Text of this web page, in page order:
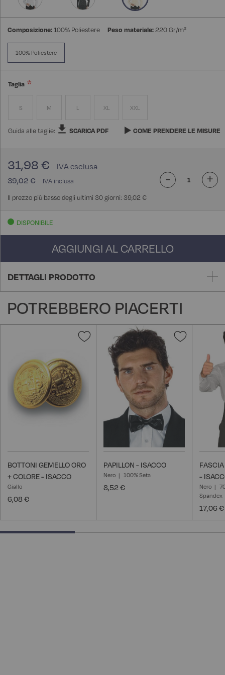
Composizione:100% Poliestere Peso materiale:220 Gr/m²
100% Poliestere
Taglia
S M L XL XXL
Guida alle taglie: SCARICA PDF COME PRENDERE LE MISURE
39,02 €
31,98 €
Il prezzo più basso degli ultimi 30 giorni: 39,02 €
- +
DISPONIBILE
AGGIUNGI AL CARRELLO
DETTAGLI PRODOTTO
POTREBBERO PIACERTI
Aggiungi
desideri
BOTTONI GEMELLO ORO
+ COLORE - ISACCO
Giallo
6,08 €
Aggiungi
lista
desideri
PAPILLON - ISACCO
Nero 100% Seta
8,52 €
-
Nero
Spandex
17,06 €
33.33333333333333% completed